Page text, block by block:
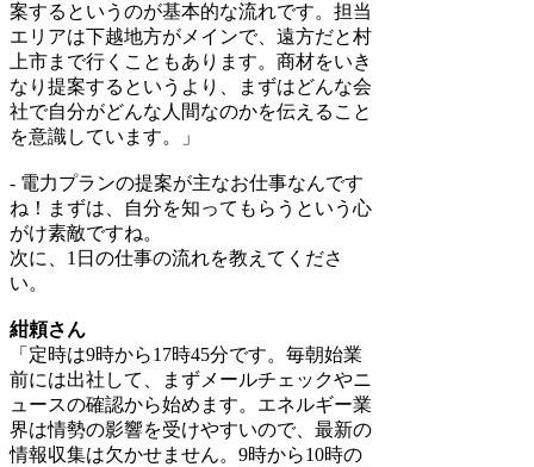
案するというのが基本的な流れです。担当
エリアは下越地方がメインで、遠方だと村
上市まで行くこともあります。商材をいき
なり提案するというより、まずはどんな会
社で自分がどんな人間なのかを伝えること
を意識しています。」
- 電力プランの提案が主なお仕事なんです
ね！まずは、自分を知ってもらうという心
がけ素敵ですね。
次に、1日の仕事の流れを教えてくださ
い。
紺頼さん
「定時は9時から17時45分です。毎朝始業
前には出社して、まずメールチェックやニ
ュースの確認から始めます。エネルギー業
界は情勢の影響を受けやすいので、最新の
情報収集は欠かせません。9時から10時の